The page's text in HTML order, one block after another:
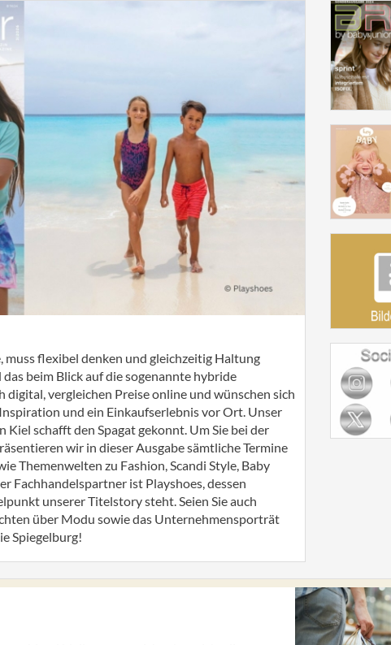
flexibel denken und gleichzeitig Haltung
beim Blick auf die sogenannte hybride
vergleichen Preise online und wünschen sich
und ein Einkaufserlebnis vor Ort. Unser
schafft den Spagat gekonnt. Um Sie bei der
wir in dieser Ausgabe sämtliche Termine
Themenwelten zu Fashion, Scandi Style, Baby
Fachhandelspartner ist Playshoes, dessen
unserer Titelstory steht. Seien Sie auch
über Modu sowie das Unternehmensporträt
Spiegelburg!